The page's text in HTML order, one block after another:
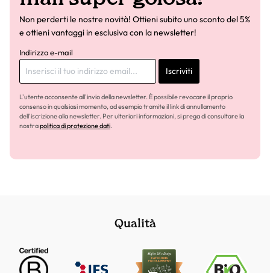
Non perderti le nostre novità! Ottieni subito uno sconto del 5%
e ottieni vantaggi in esclusiva con la newsletter!
Indirizzo e-mail
Iscriviti
L'utente acconsente all'invio della newsletter. È possibile revocare il proprio
consenso in qualsiasi momento, ad esempio tramite il link di annullamento
dell'iscrizione alla newsletter. Per ulteriori informazioni, si prega di consultare la
nostrapolitica di protezione dati.
Qualità